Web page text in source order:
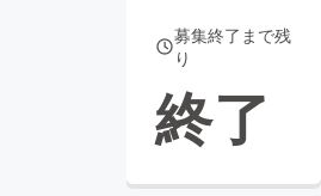
募集終了まで残
り
終了